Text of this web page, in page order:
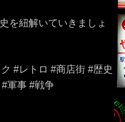
を紐解いていきましょ
#レトロ #商店街 #歴史
軍事 #戦争